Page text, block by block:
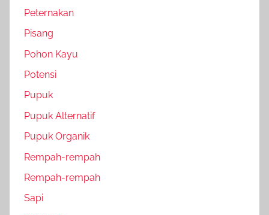
Peternakan
Pisang
Pohon Kayu
Potensi
Pupuk
Pupuk Alternatif
Pupuk Organik
Rempah-rempah
Rempah-rempah
Sapi